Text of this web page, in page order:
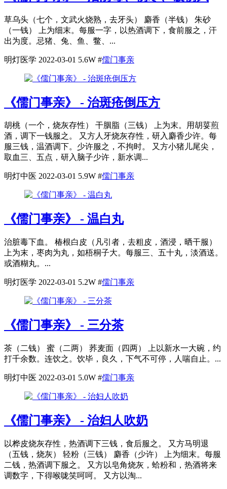
草乌头（七个，文武火烧熟，去牙头） 麝香（半钱） 朱砂
（一钱） 上为细末。每服一字，以热酒调下，食前服之，汗
出为度。忌猪、兔、鱼、鳖、...
明灯医学 2022-03-01 5.6W #儒门事亲
《儒门事亲》 - 治斑疮倒压方
胡桃（一个，烧灰存性） 干胭脂（三钱） 上为末。用胡荽煎
酒，调下一钱服之。 又方人牙烧灰存性，研入麝香少许。每
服三钱，温酒调下。少许服之，不拘时。 又方小猪儿尾尖，
取血三、五点，研入脑子少许，新水调...
明灯中医 2022-03-01 5.9W #儒门事亲
《儒门事亲》 - 温白丸
治脏毒下血。 椿根白皮（凡引者，去粗皮，酒浸，晒干服）
上为末，枣肉为丸，如梧桐子大。每服三、五十丸，淡酒送。
或酒糊丸。...
明灯医学 2022-03-01 5.2W #儒门事亲
《儒门事亲》 - 三分茶
茶（二钱） 蜜（二两） 荞麦面（四两） 上以新水一大碗，约
打千余数。连饮之。饮毕，良久，下气不可停，人喘自止。...
明灯中医 2022-03-01 5.0W #儒门事亲
《儒门事亲》 - 治妇人吹奶
以桦皮烧灰存性，热酒调下三钱，食后服之。 又方马明退
（五钱，烧灰） 轻粉（三钱） 麝香（少许） 上为细末。每服
二钱，热酒调下服之。 又方以皂角烧灰，蛤粉和，热酒将来
调数字，下得喉咙笑呵呵。 又方以淘...